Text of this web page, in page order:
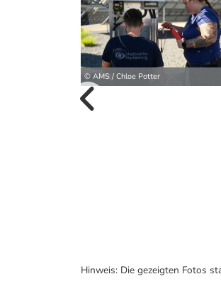
© AMS / Chloe Potter
Hinweis: Die gezeigten Fotos